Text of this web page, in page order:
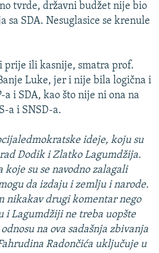
tvrde, državni budžet nije bio
sa SDA. Nesuglasice se krenule
prije ili kasnije, smatra prof.
Luke, jer i nije bila logična i
i SDA, kao što nije ni ona na
a i SNSD-a.
ideje, koju su
Dodik i Zlatko Lagumdžija.
su se navodno zalagali
da izdaju i zemlju i narode.
nikakav drugi komentar nego
i Lagumdžiji ne treba uopšte
na ova sadašnja zbivanja
Radončića uključuje u